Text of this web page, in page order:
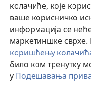
колачиће, које
ваше корисничко
информација се
маркетиншке сврхе.
коришћењу
било ком тренутку
у Подешавања
Watchtower Library ®
Copyright© 2026 Watch
ПРАВИЛА КОРИШЋЕЊА